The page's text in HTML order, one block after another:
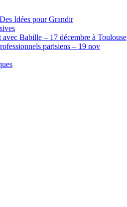
Idées pour Grandir
Babille – 17 décembre à Toulouse
parisiens – 19 nov